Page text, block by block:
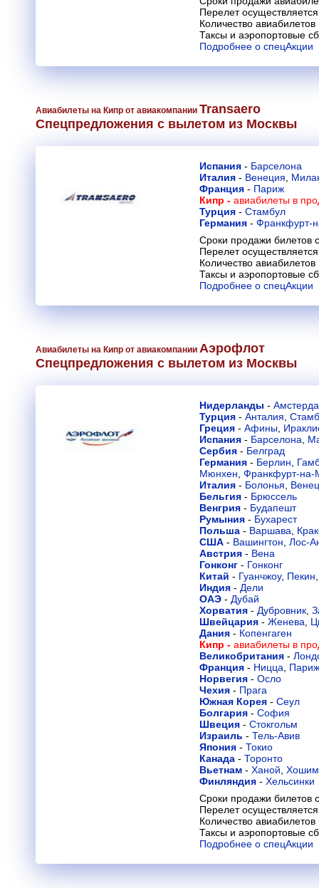
Перелет
Количество
Таксы и аэропортовые
Подробнее о спецАкции
Авиабилеты на Кипр от авиакомпании Transaero
Спецпредложения с вылетом из Москвы
Испания - Барселона
Италия - Венеция
Франция - Париж
Кипр - авиабилеты в
Турция - Стамбул
Германия - Франкфурт-
Сроки продажи билетов
Перелет
Количество
Таксы и аэропортовые
Подробнее о спецАкции
Авиабилеты на Кипр от авиакомпании Аэрофлот
Спецпредложения с вылетом из Москвы
Нидерланды -
Турция - Анталия
Греция - Афины
Испания - Барселона
Сербия - Белград
Германия - Берлин
Мюнхен Франкфурт-на-
Италия - Болонья
Бельгия - Брюссель
Венгрия - Будапешт
Румыния - Бухарест
Польша - Варшава
США - Вашингтон Лос-
Австрия - Вена
Гонконг - Гонконг
Китай - Гуанчжоу, Пекин
Индия - Дели
ОАЭ - Дубай
Хорватия - Дубровник
Швейцария - Женева
Дания - Копенгаген
Кипр - авиабилеты в
Великобритания -
Франция - Ницца
Париж
Норвегия - Осло
Чехия - Прага
Южная Корея - Сеул
Болгария - София
Швеция - Стокгольм
Израиль - Тель-Авив
Япония - Токио
Канада - Торонто
Вьетнам - Ханой
Финляндия - Хельсинки
Сроки продажи билетов
Перелет
Количество
Таксы и аэропортовые
Подробнее о спецАкции